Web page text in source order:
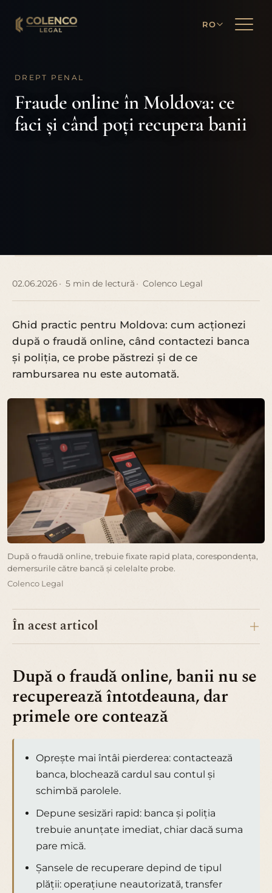
RO
DREPT PENAL
Fraude online în Moldova: ce
faci și când poți recupera banii
02.06.2026 5 min de lectură Colenco Legal
Ghid practic pentru Moldova: cum acționezi
după o fraudă online, când contactezi banca
și poliția, ce probe păstrezi și de ce
rambursarea nu este automată.
După o fraudă online, trebuie fixate rapid plata, corespondența,
demersurile către bancă și celelalte probe.
Colenco Legal
În acest articol
După o fraudă online, banii nu se
recuperează întotdeauna, dar
primele ore contează
Oprește mai întâi pierderea: contactează
banca, blochează cardul sau contul și
schimbă parolele.
Depune sesizări rapid: banca și poliția
trebuie anunțate imediat, chiar dacă suma
pare mică.
Șansele de recuperare depind de tipul
plății: operațiune neautorizată, transfer